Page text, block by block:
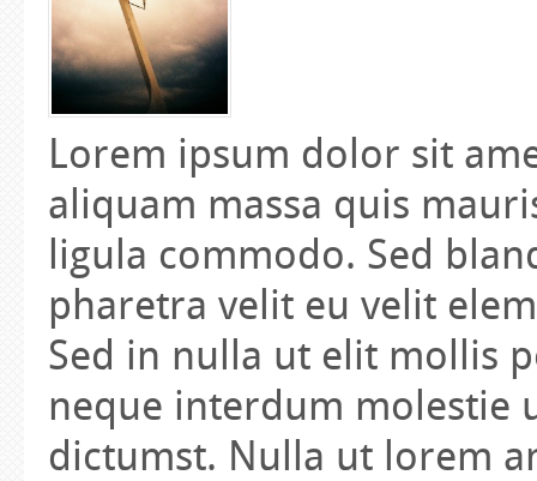
Lorem ipsum dolor sit
aliquam massa quis
ligula commodo. Sed
pharetra velit eu velit
Sed in nulla ut elit mollis
neque interdum molestie
dictumst. Nulla ut lorem